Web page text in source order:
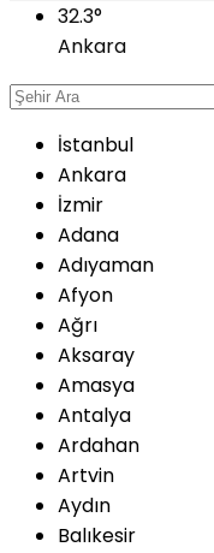
32.3°
Ankara
İstanbul
Ankara
İzmir
Adana
Adıyaman
Afyon
Ağrı
Aksaray
Amasya
Antalya
Ardahan
Artvin
Aydın
Balıkesir